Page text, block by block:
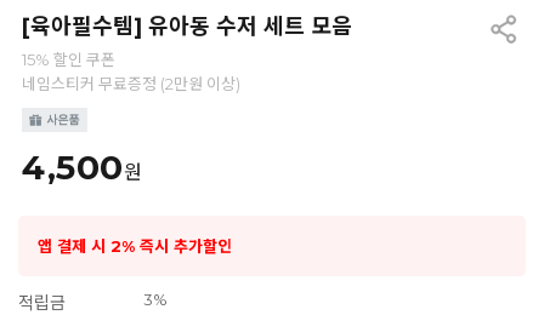
[육아필수템] 유아동 수저 세트 모음
15% 할인 쿠폰
네임스티커 무료증정 (2만원 이상)
4,500원
앱 결제 시 2% 즉시 추가할인
적립금 3%